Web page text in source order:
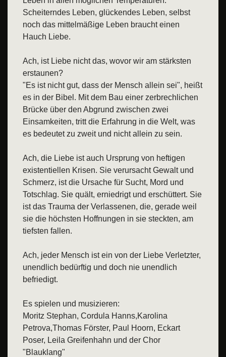
Scheiterndes Leben, glückendes Leben, selbst
noch das mittelmäßige Leben braucht einen
Hauch Liebe.
Ach, ist Liebe nicht das, wovor wir am stärksten
erstaunen?
"Es ist nicht gut, dass der Mensch allein sei", heißt
es in der Bibel. Mit dem Bau einer zerbrechlichen
Brücke über den Abgrund zwischen zwei
Einsamkeiten, tritt die Erfahrung in die Welt, was
es bedeutet zu zweit und nicht allein zu sein.
Ach, die Liebe ist auch Ursprung von heftigen
existentiellen Krisen. Sie verursacht Gewalt und
Schmerz, ist die Ursache für Sucht, Mord und
Totschlag. Sie quält, erniedrigt und erschüttert. Sie
ist das Trauma der Verlassenen, die, gerade weil
sie die höchsten Hoffnungen in sie steckten, am
tiefsten fallen.
Ach, jeder Mensch ist ein von der Liebe Verletzter,
unendlich bedürftig und doch nie unendlich
befriedigt.
Es spielen und musizieren:
Moritz Stephan, Cordula Hanns,Karolina
Petrova,Thomas Förster, Paul Hoorn, Eckart
Poser, Leila Greifenhahn und der Chor
"Blauklang"